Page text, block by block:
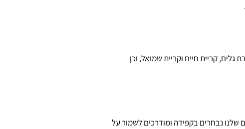
קריית חיים וקריית שמואל, וכן
הכלכלה. הצוותים שלנו נבחרים בקפידה ומודרכים לשמור על